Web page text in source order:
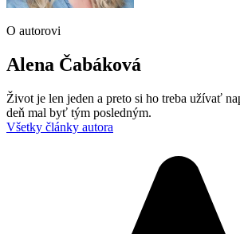
O autorovi
Alena Čabáková
Život je len jeden a preto si ho treba užívať
deň mal byť tým posledným.
Všetky články autora